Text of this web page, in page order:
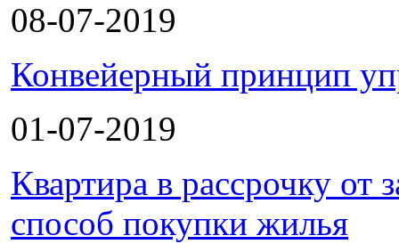
08-07-2019
Конвейерный принцип
01-07-2019
Квартира в рассрочку
способ покупки жилья